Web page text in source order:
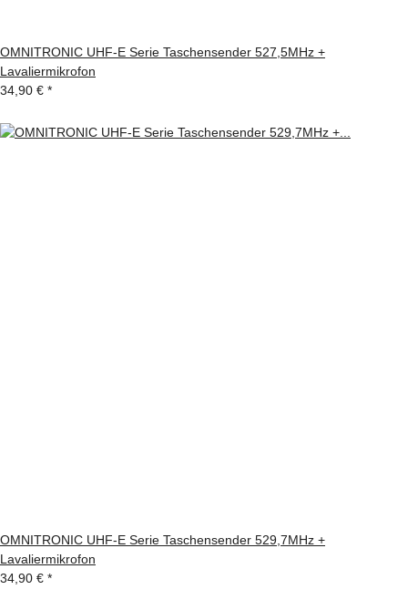
OMNITRONIC UHF-E Serie Taschensender 527,5MHz +
Lavaliermikrofon
34,90 € *
OMNITRONIC UHF-E Serie Taschensender 529,7MHz +
Lavaliermikrofon
34,90 € *